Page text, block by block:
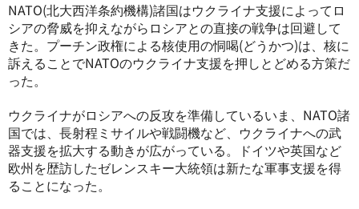
NATO(北大西洋条約機構)諸国はウクライナ支援によってロ
シアの脅威を抑えながらロシアとの直接の戦争は回避して
きた。プーチン政権による核使用の恫喝(どうかつ)は、核に
訴えることでNATOのウクライナ支援を押しとどめる方策だ
った。
ウクライナがロシアへの反攻を準備しているいま、NATO諸
国では、長射程ミサイルや戦闘機など、ウクライナへの武
器支援を拡大する動きが広がっている。ドイツや英国など
欧州を歴訪したゼレンスキー大統領は新たな軍事支援を得
ることになった。